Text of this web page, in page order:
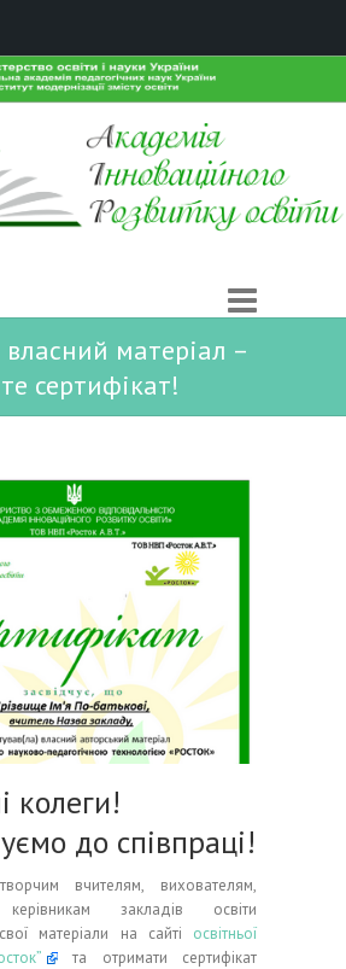
матеріал –
сертифікат!
колеги!
до співпраці!
вчителям, вихователям,
керівникам закладів освіти
матеріали на сайті освітньої
та отримати сертифікат